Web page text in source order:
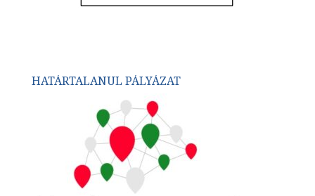
HATÁRTALANUL PÁLYÁZAT